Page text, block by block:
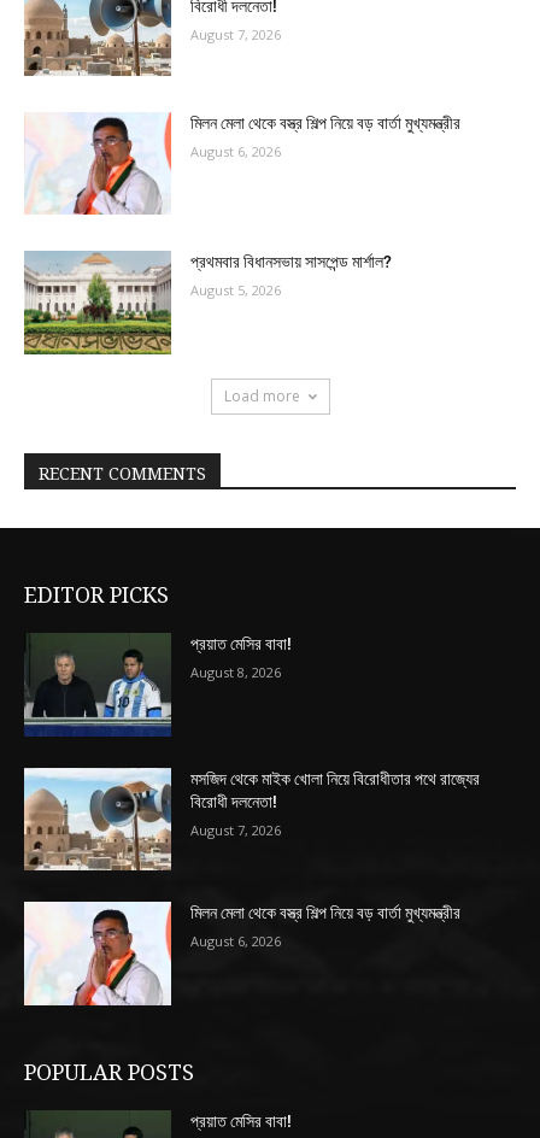
বিরোধী দলনেতা!
August 7, 2026
মিলন মেলা থেকে বস্ত্র শিল্প নিয়ে বড় বার্তা মুখ্যমন্ত্রীর
August 6, 2026
প্রথমবার বিধানসভায় সাসপেন্ড মার্শাল?
August 5, 2026
Load more
RECENT COMMENTS
EDITOR PICKS
প্রয়াত মেসির বাবা!
August 8, 2026
মসজিদ থেকে মাইক খোলা নিয়ে বিরোধীতার পথে রাজ্যের
বিরোধী দলনেতা!
August 7, 2026
মিলন মেলা থেকে বস্ত্র শিল্প নিয়ে বড় বার্তা মুখ্যমন্ত্রীর
August 6, 2026
POPULAR POSTS
প্রয়াত মেসির বাবা!